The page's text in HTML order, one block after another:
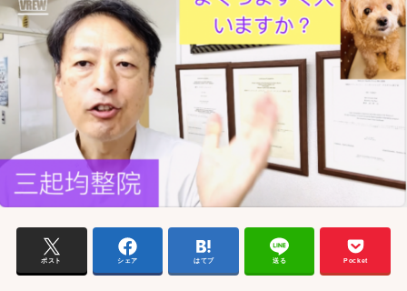
ポスト シェア はてブ 送る Pocket